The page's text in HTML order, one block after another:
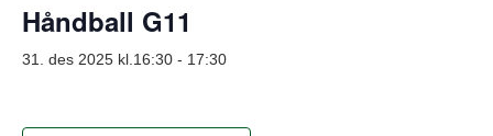
Håndball G11
31. des 2025 kl.16:30 - 17:30